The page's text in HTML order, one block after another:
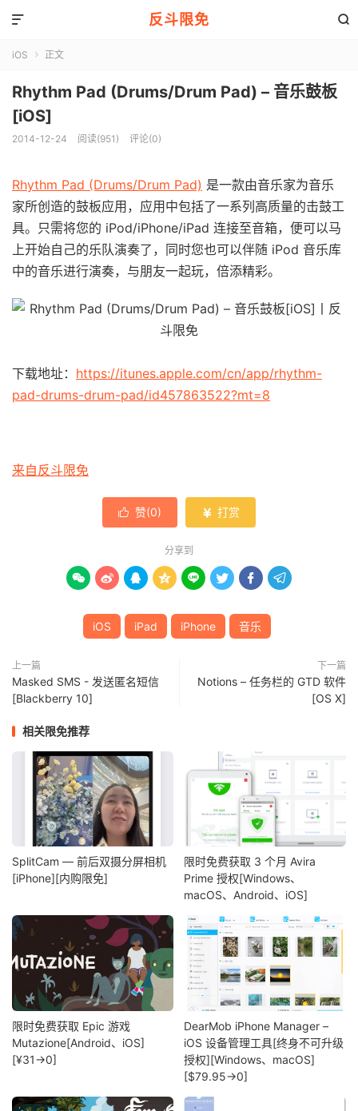
反斗限免 

iOS  正文
Rhythm Pad (Drums/Drum Pad) – 音乐鼓板
[iOS]
2014-12-24 阅读(951) 评论(0)
Rhythm Pad (Drums/Drum Pad) 是一款由音乐家为音乐
家所创造的鼓板应用，应用中包括了一系列高质量的击鼓工
具。只需将您的 iPod/iPhone/iPad 连接至音箱，便可以马
上开始自己的乐队演奏了，同时您也可以伴随 iPod 音乐库
中的音乐进行演奏，与朋友一起玩，倍添精彩。
下载地址： https://itunes.apple.com/cn/app/rhythm-
pad-drums-drum-pad/id457863522?mt=8
来自反斗限免
 赞(0)  打赏
分享到
       
iOS iPad iPhone 音乐
上一篇
Masked SMS - 发送匿名短信
[Blackberry 10]
下一篇
Notions – 任务栏的 GTD 软件
[OS X]
相关限免推荐
SplitCam — 前后双摄分屏相机
[iPhone][内购限免]
限时免费获取 3 个月 Avira
Prime 授权[Windows、
macOS、Android、iOS]
限时免费获取 Epic 游戏
Mutazione[Android、iOS]
[¥31→0]
DearMob iPhone Manager –
iOS 设备管理工具[终身不可升级
授权][Windows、macOS]
[$79.95→0]